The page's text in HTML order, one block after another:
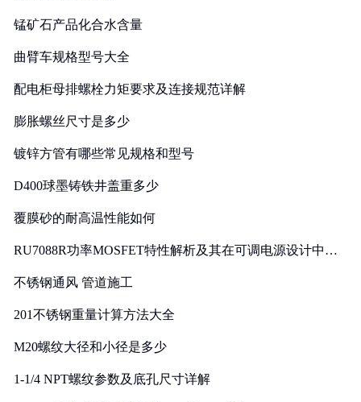
锰矿石产品化合水含量
曲臂车规格型号大全
配电柜母排螺栓力矩要求及连接规范详解
膨胀螺丝尺寸是多少
镀锌方管有哪些常见规格和型号
D400球墨铸铁井盖重多少
覆膜砂的耐高温性能如何
RU7088R功率MOSFET特性解析及其在可调电源设计中的
不锈钢通风 管道施工
201不锈钢重量计算方法大全
M20螺纹大径和小径是多少
1-1/4 NPT螺纹参数及底孔尺寸详解